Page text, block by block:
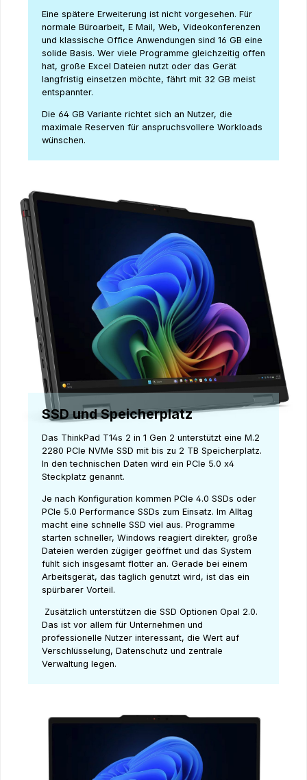
Eine spätere Erweiterung ist nicht vorgesehen. Für
normale Büroarbeit, E Mail, Web, Videokonferenzen
und klassische Office Anwendungen sind 16 GB eine
solide Basis. Wer viele Programme gleichzeitig offen
hat, große Excel Dateien nutzt oder das Gerät
langfristig einsetzen möchte, fährt mit 32 GB meist
entspannter.
Die 64 GB Variante richtet sich an Nutzer, die
maximale Reserven für anspruchsvollere Workloads
wünschen.
SSD und Speicherplatz
Das ThinkPad T14s 2 in 1 Gen 2 unterstützt eine M.2
2280 PCIe NVMe SSD mit bis zu 2 TB Speicherplatz.
In den technischen Daten wird ein PCIe 5.0 x4
Steckplatz genannt.
Je nach Konfiguration kommen PCIe 4.0 SSDs oder
PCIe 5.0 Performance SSDs zum Einsatz. Im Alltag
macht eine schnelle SSD viel aus. Programme
starten schneller, Windows reagiert direkter, große
Dateien werden zügiger geöffnet und das System
fühlt sich insgesamt flotter an. Gerade bei einem
Arbeitsgerät, das täglich genutzt wird, ist das ein
spürbarer Vorteil.
Zusätzlich unterstützen die SSD Optionen Opal 2.0.
Das ist vor allem für Unternehmen und
professionelle Nutzer interessant, die Wert auf
Verschlüsselung, Datenschutz und zentrale
Verwaltung legen.